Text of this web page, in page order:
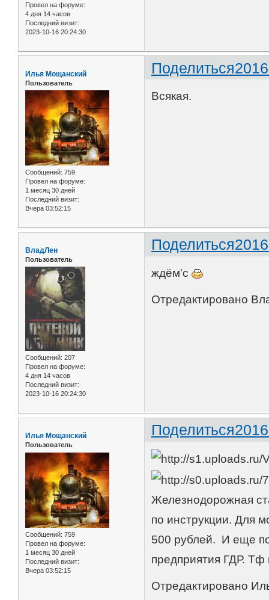
Провел на форуме:
4 дня 14 часов
Последний визит:
2023-10-16 20:24:30
Поделиться
Илья Мощанский
Пользователь
Сообщений: 759
Провел на форуме:
1 месяц 30 дней
Последний визит:
Вчера 03:52:15
Всякая.
Поделиться
ВладЛен
Пользователь
Сообщений: 207
Провел на форуме:
4 дня 14 часов
Последний визит:
2023-10-16 20:24:30
ждём'c
Отредактировано
Поделиться
Илья Мощанский
Пользователь
Сообщений: 759
Провел на форуме:
1 месяц 30 дней
Последний визит:
Вчера 03:52:15
Железнодорожная
по инструкции. Для
500 рублей. И еще
предприятия ГДР.
Отредактировано